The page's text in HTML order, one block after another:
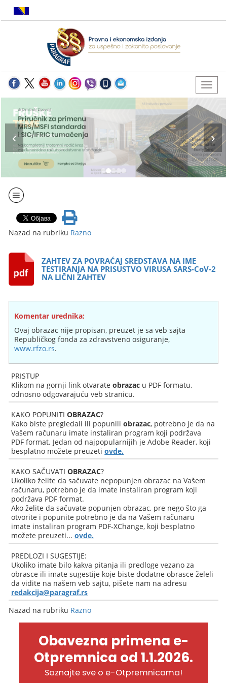
Nazad na rubriku Razno
ZAHTEV ZA POVRAĆAJ SREDSTAVA NA IME
TESTIRANJA NA PRISUSTVO VIRUSA SARS-CoV-2
NA LIČNI ZAHTEV
Komentar urednika:
Ovaj obrazac nije propisan, preuzet je sa veb sajta
Republičkog fonda za zdravstveno osiguranje,
www.rfzo.rs.
PRISTUP
Klikom na gornji link otvarateobrazac u PDF formatu,
odnosno odgovarajuću veb stranicu.
KAKO POPUNITIOBRAZAC?
Kako biste pregledali ili popuniliobrazac, potrebno je da na
Vašem računaru imate instaliran program koji podržava
PDF format. Jedan od najpopularnijih je Adobe Reader, koji
besplatno možete preuzetiovde.
KAKO SAČUVATIOBRAZAC?
Ukoliko želite da sačuvate nepopunjen obrazac na Vašem
računaru, potrebno je da imate instaliran program koji
podržava PDF format.
Ako želite da sačuvate popunjen obrazac, pre nego što ga
otvorite i popunite potrebno je da na Vašem računaru
imate instaliran program PDF-XChange, koji besplatno
možete preuzeti...ovde.
PREDLOZI I SUGESTIJE:
Ukoliko imate bilo kakva pitanja ili predloge vezano za
obrasce ili imate sugestije koje biste dodatne obrasce želeli
da vidite na našem veb sajtu, pišete nam na adresu
redakcija@paragraf.rs
Nazad na rubriku Razno
Obavezna primena e-
Otpremnica od 1.1.2026.
Saznajte sve o e-Otpremnicama!